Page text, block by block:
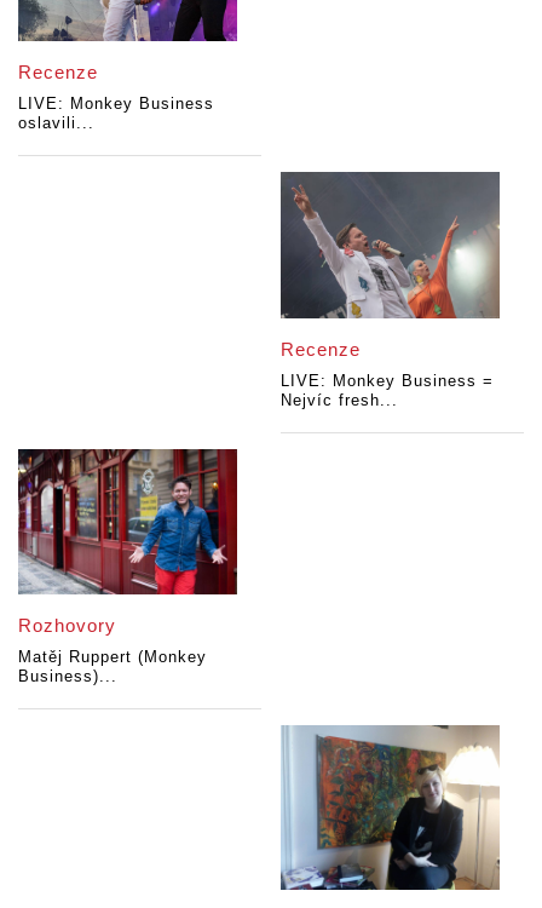
Recenze
LIVE: Monkey Business
oslavili...
Recenze
LIVE: Monkey Business =
Nejvíc fresh...
Rozhovory
Matěj Ruppert (Monkey
Business)...